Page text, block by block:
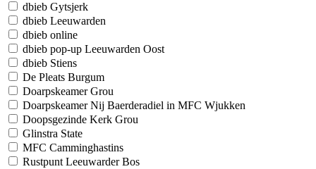
dbieb Gytsjerk
dbieb Leeuwarden
dbieb online
dbieb pop-up Leeuwarden Oost
dbieb Stiens
De Pleats Burgum
Doarpskeamer Grou
Doarpskeamer Nij Baerderadiel in MFC Wjukken
Doopsgezinde Kerk Grou
Glinstra State
MFC Camminghastins
Rustpunt Leeuwarder Bos